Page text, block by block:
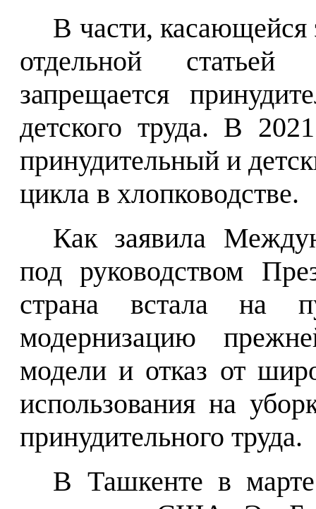
В части, касающейся
отдельной
запрещается
детского труда. В 2021
принудительный и
цикла в хлопководстве.
Как заявила
под руководством
страна встала на
модернизацию
модели и отказ от
использования на
принудительного труда.
В Ташкенте в